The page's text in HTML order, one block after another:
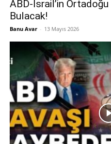
ABD-İsrail’in
Bulacak!
Banu Avar - 13 Mayıs 2026